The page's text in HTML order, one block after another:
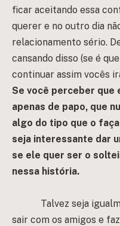
ficar aceitando essa
querer e no outro dia
relacionamento sério.
cansando disso (se é
continuar assim vocês
Se você perceber que
apenas de papo, que
algo do tipo que o
seja interessante dar
se ele quer ser o
nessa história.
Talvez seja
sair com os amigos e